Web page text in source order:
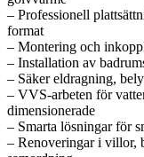
– Professionell
format
– Montering och
– Installation av
– Säker eldragning,
– VVS-arbeten för
dimensionerade
– Smarta lösningar för
– Renoveringar i villor,